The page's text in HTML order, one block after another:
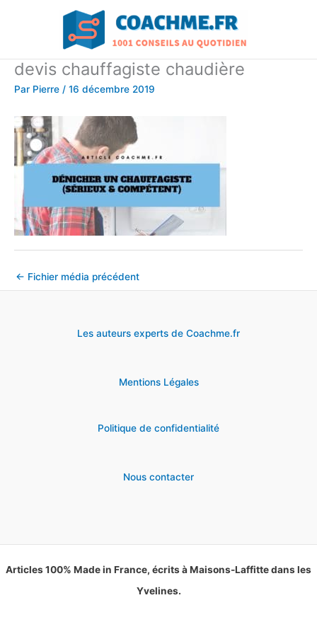
devis chauffagiste chaudière
Par Pierre / 16 décembre 2019
← Fichier média précédent
Les auteurs experts de Coachme.fr
Mentions Légales
Politique de confidentialité
Nous contacter
Articles 100% Made in France, écrits à Maisons-Laffitte dans les
Yvelines.